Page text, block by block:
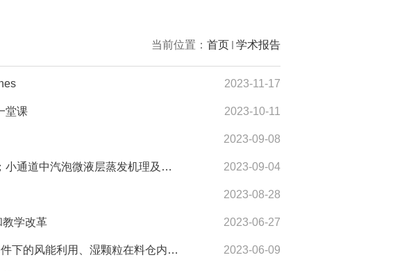
当前位置：首页 学术报告
2023-11-17
堂课 2023-10-11
2023-09-08
学者论坛:水合物相变储气动力学控制策略；小通道中汽泡微液层蒸发机理及水合物成核研究等 2023-09-04
2023-08-28
学改革 2023-06-27
论坛讲座：青年学者论坛（第1期） 浮冰条件下的风能利用、湿颗粒在料仓内的动力学特征研究、管道... 2023-06-09